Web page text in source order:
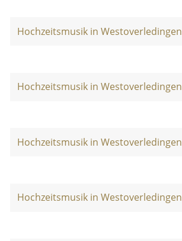
Hochzeitsmusik in Westoverledingen
Hochzeitsmusik in Westoverledingen
Hochzeitsmusik in Westoverledingen
Hochzeitsmusik in Westoverledingen